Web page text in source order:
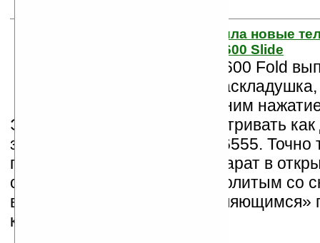
19. Nokia представила новые
6600 Fold и Nokia 6600 Slide
Телефон Nokia 6600 Fold
форм факторе раскладушка,
раскрывается одним
Этот аппарат можно рассматривать
замену раскладушке Nokia 6555. Точно
предшественник, новый аппарат в
состоянии смотрится цельнолитым со
внешним дисплеем, «проявляющимся»
касании.